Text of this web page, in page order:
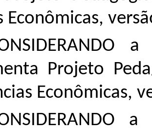
Econômicas,
Projeto
Econômicas,